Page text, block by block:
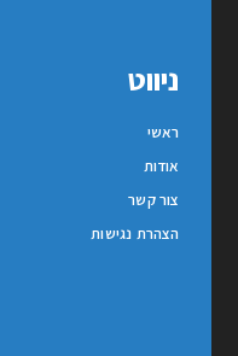
ניווט
ראשי
אודות
צור קשר
הצהרת נגישות